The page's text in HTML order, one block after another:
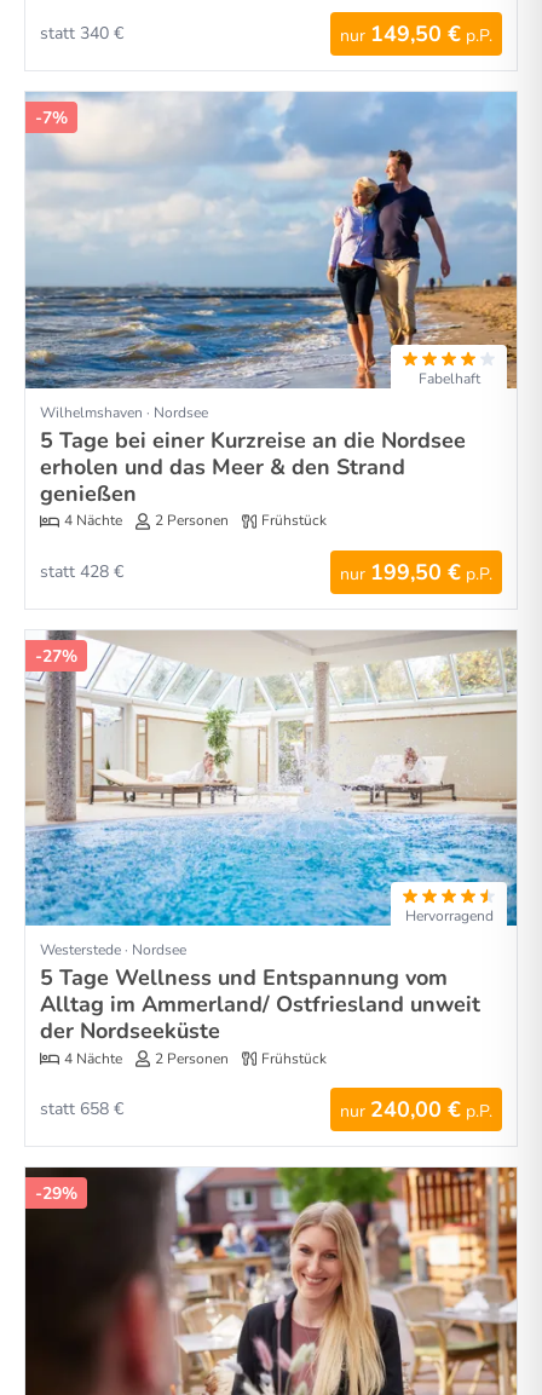
nur 149,50 € p.P.
statt 340 €
-7%
Fabelhaft
Wilhelmshaven · Nordsee
5 Tage bei einer Kurzreise an die Nordsee
erholen und das Meer & den Strand
genießen
4 Nächte 2 Personen Frühstück
nur 199,50 € p.P.
statt 428 €
-27%
Hervorragend
Westerstede · Nordsee
5 Tage Wellness und Entspannung vom
Alltag im Ammerland/ Ostfriesland unweit
der Nordseeküste
4 Nächte 2 Personen Frühstück
nur 240,00 € p.P.
statt 658 €
-29%